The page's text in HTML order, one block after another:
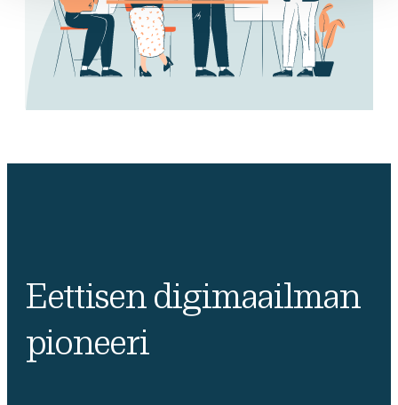
Eettisen digimaailman
pioneeri